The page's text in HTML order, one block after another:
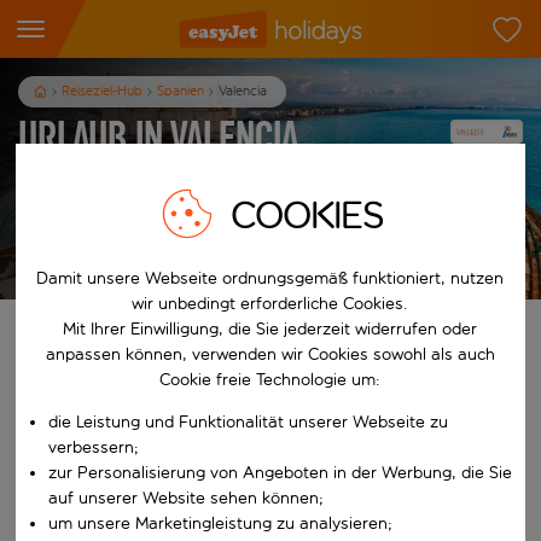
Reiseziel-Hub Spanien Valencia
Urlaub in Valencia
Finde deinen perfekten Urlaub
Beginne mit der Eingabe für die automatische
Nach
COOKIES
Damit unsere Webseite ordnungsgemäß funktioniert, nutzen
wir unbedingt erforderliche Cookies.
Mit Ihrer Einwilligung, die Sie jederzeit widerrufen oder
anpassen können, verwenden wir Cookies sowohl als auch
Cookie freie Technologie um:
die Leistung und Funktionalität unserer Webseite zu
verbessern;
zur Personalisierung von Angeboten in der Werbung, die Sie
auf unserer Website sehen können;
um unsere Marketingleistung zu analysieren;